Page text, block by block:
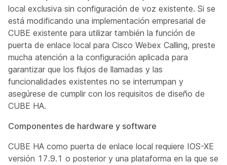
local exclusiva sin configuración de voz existente. Si se
está modificando una implementación empresarial de
CUBE existente para utilizar también la función de
puerta de enlace local para Cisco Webex Calling, preste
mucha atención a la configuración aplicada para
garantizar que los flujos de llamadas y las
funcionalidades existentes no se interrumpan y
asegúrese de cumplir con los requisitos de diseño de
CUBE HA.
Componentes de hardware y software
CUBE HA como puerta de enlace local requiere IOS-XE
versión 17.9.1 o posterior y una plataforma en la que se